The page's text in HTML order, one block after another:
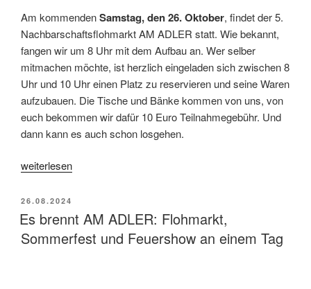
Am kommendenSamstag, den 26.Oktober, findet der 5.
Nachbarschaftsflohmarkt AM ADLER statt. Wie bekannt,
fangen wir um 8 Uhr mit dem Aufbau an. Wer selber
mitmachen möchte, ist herzlich eingeladen sich zwischen 8
Uhr und 10 Uhr einen Platz zu reservieren und seine Waren
aufzubauen. Die Tische und Bänke kommen von uns, von
euch bekommen wir dafür 10 Euro Teilnahmegebühr. Und
dann kann es auch schon losgehen.
„5.
AM
ADLER
+
Herbstfest
weiterlesen
VERÖFFENTLICHT
AM
26.08.2024
Es brennt AM ADLER: Flohmarkt,
Sommerfest und Feuershow an einem Tag